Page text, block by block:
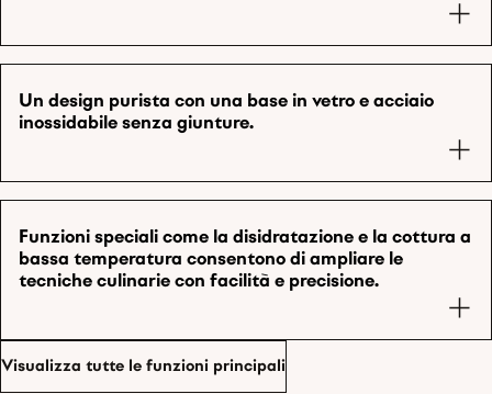
Un design purista con una base in vetro e acciaio
inossidabile senza giunture.
Funzioni speciali come la disidratazione e la cottura a
bassa temperatura consentono di ampliare le
tecniche culinarie con facilità e precisione.
Visualizza tutte le funzioni principali